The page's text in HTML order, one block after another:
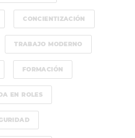
CONCIENTIZACIÓN
TRABAJO MODERNO
FORMACIÓN
EN ROLES